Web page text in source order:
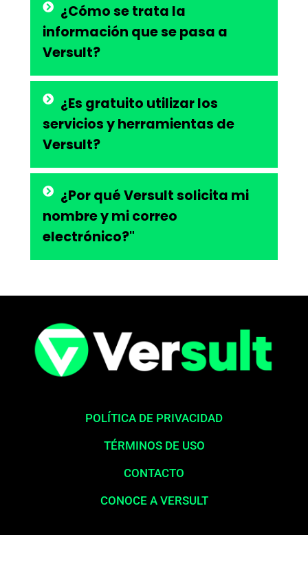
¿Cómo se trata la
información que se pasa a
Versult?
¿Es gratuito utilizar los
servicios y herramientas de
Versult?
¿Por qué Versult solicita mi
nombre y mi correo
electrónico?"
POLÍTICA DE PRIVACIDAD
TÉRMINOS DE USO
CONTACTO
CONOCE A VERSULT